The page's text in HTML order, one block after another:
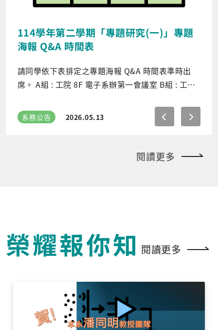
114學年第二學期「專題研究(一)」專題
海報 Q&A 時間表
請同學依下表排定之專題海報 Q&A 時間表準時出
席。 A組 : 工院 8F 電子系辦第一會議室 B組 : 工院
系務公告 2026.05.13
閱讀更多
榮耀報你知 閱讀更多